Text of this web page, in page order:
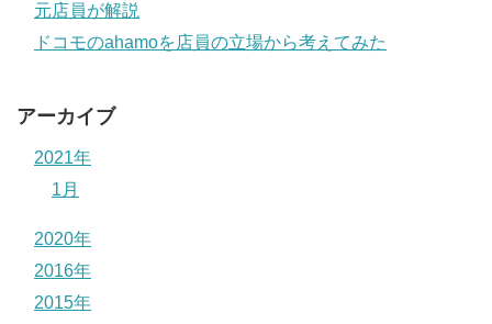
元店員が解説
ドコモのahamoを店員の立場から考えてみた
アーカイブ
2021年
1月
2020年
2016年
2015年